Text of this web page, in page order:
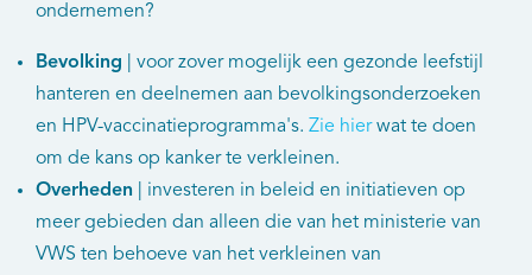
ondernemen?
Bevolking | voor zover mogelijk een gezonde leefstijl
hanteren en deelnemen aan bevolkingsonderzoeken
en HPV-vaccinatieprogramma's. Zie hierwat te doen
om de kans op kanker te verkleinen.
Overheden | investeren in beleid en initiatieven op
meer gebieden dan alleen die van het ministerie van
VWS ten behoeve van het verkleinen van